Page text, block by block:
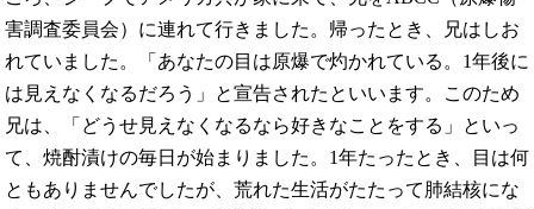
害調査委員会）に連れて行きました。帰ったとき、兄はしお
れていました。「あなたの目は原爆で灼かれている。1年後に
は見えなくなるだろう」と宣告されたといいます。このため
兄は、「どうせ見えなくなるなら好きなことをする」といっ
て、焼酎漬けの毎日が始まりました。1年たったとき、目は何
ともありませんでしたが、荒れた生活がたたって肺結核にな